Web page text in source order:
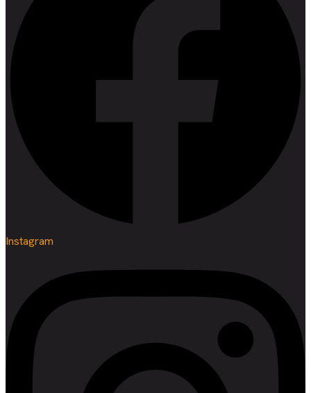
Instagram